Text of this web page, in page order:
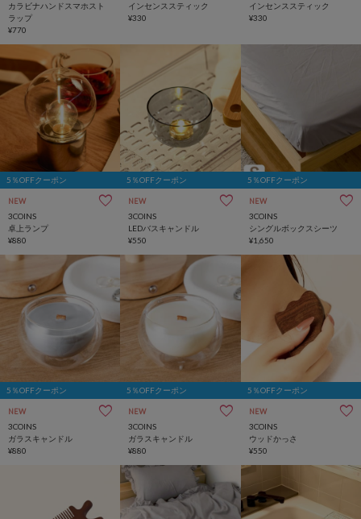
カラビナハンドスマホスト
ラップ
¥770
インセンススティック
¥330
インセンススティック
¥330
5％OFFクーポン
NEW
3COINS
卓上ランプ
¥880
5％OFFクーポン
NEW
3COINS
LEDバスキャンドル
¥550
5％OFFクーポン
NEW
3COINS
シングルボックスシーツ
¥1,650
5％OFFクーポン
NEW
3COINS
ガラスキャンドル
¥880
5％OFFクーポン
NEW
3COINS
ガラスキャンドル
¥880
5％OFFクーポン
NEW
3COINS
ウッドかっさ
¥550